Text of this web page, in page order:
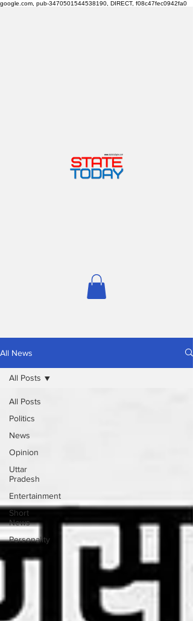
google.com, pub-3470501544538190, DIRECT, f08c47fec0942fa0
All News
All Posts
Politics
News
Opinion
Uttar
Pradesh
Entertainment
Short
News
Personality
All Posts